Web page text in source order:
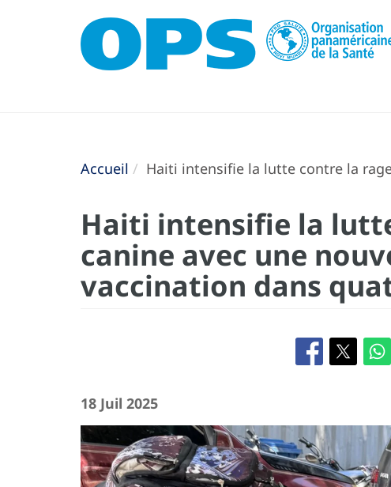
Accueil Haiti intensifie la lutte contre la
Haiti intensifie la
canine avec une
vaccination dans
18 Juil 2025